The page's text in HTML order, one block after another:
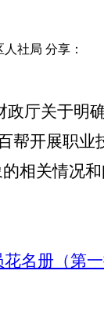
人社局 分享：
政厅关于明
开展职
相关情况和
名册（第